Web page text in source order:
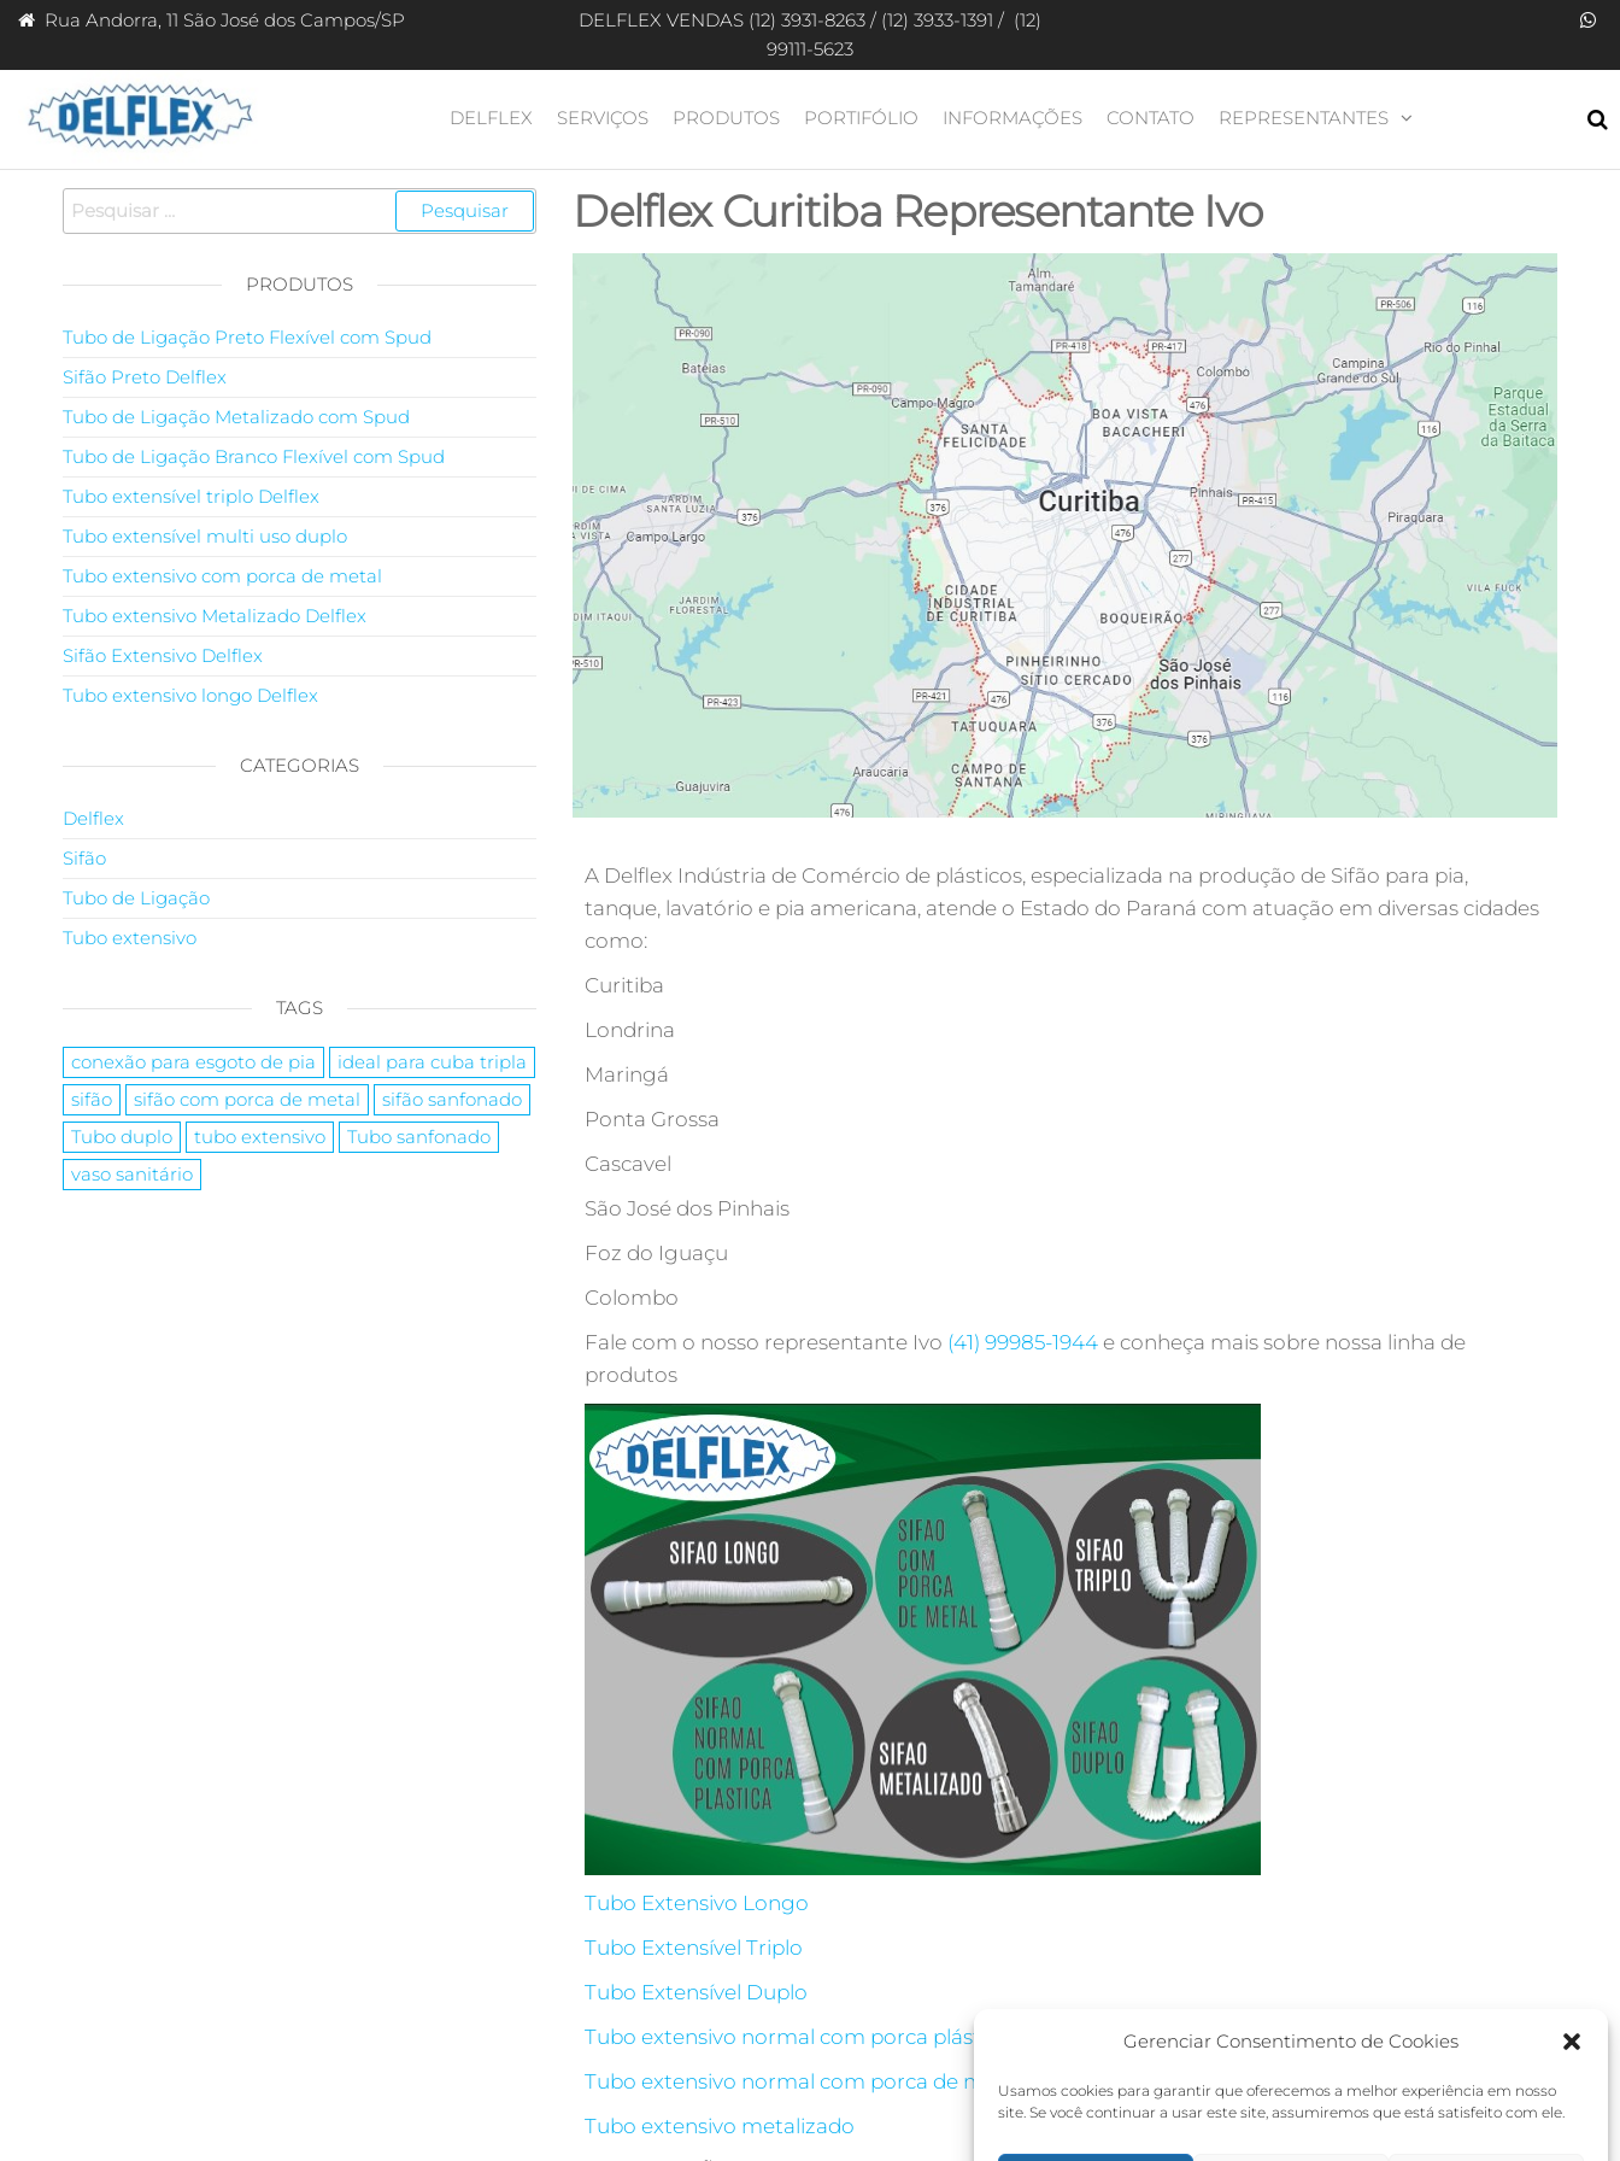
Gerenciar Consentimento de Cookies
Usamos cookies para garantir que oferecemos a melhor experiência em nosso
site. Se você continuar a usar este site, assumiremos que está satisfeito com ele.
Rua Andorra, 11 São José dos Campos/SP
DELFLEX VENDAS (12) 3931-8263 / (12) 3933-1391 / (12)
99111-5623
Indústria
de Sifão
e
de Sifão
Tanque
DELFLEX SERVIÇOS PRODUTOS PORTIFÓLIO INFORMAÇÕES CONTATO REPRESENTANTES
Delflex Curitiba Representante Ivo
A Delflex Indústria de Comércio de plásticos, especializada na produção de Sifão para pia,
tanque, lavatório e pia americana, atende o Estado do Paraná com atuação em diversas cidades
como:
Curitiba
Londrina
Maringá
Ponta Grossa
Cascavel
São José dos Pinhais
Foz do Iguaçu
Colombo
Fale com o nosso representante Ivo (41) 99985-1944 e conheça mais sobre nossa linha de
produtos
Tubo Extensivo Longo
Tubo Extensível Triplo
Tubo Extensível Duplo
Tubo extensivo normal com porca plástica
Tubo extensivo normal com porca de metal
Tubo extensivo metalizado
PRODUTOS
Tubo de Ligação Preto Flexível com Spud
Sifão Preto Delflex
Tubo de Ligação Metalizado com Spud
Tubo de Ligação Branco Flexível com Spud
Tubo extensível triplo Delflex
Tubo extensível multi uso duplo
Tubo extensivo com porca de metal
Tubo extensivo Metalizado Delflex
Sifão Extensivo Delflex
Tubo extensivo longo Delflex
CATEGORIAS
Delflex
Sifão
Tubo de Ligação
Tubo extensivo
TAGS
conexão para esgoto de pia
ideal para cuba tripla
sifão
sifão com porca de metal
sifão sanfonado
Tubo duplo
tubo extensivo
Tubo sanfonado
vaso sanitário